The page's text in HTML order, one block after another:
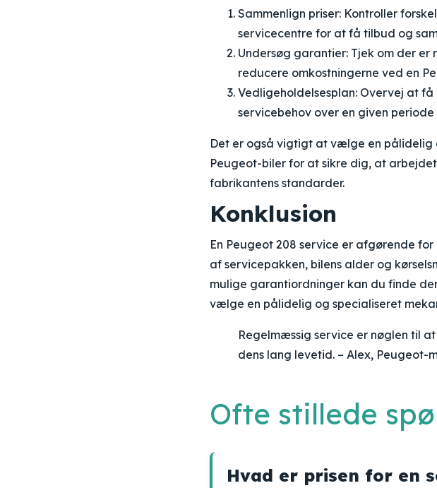
Sammenlign priser: Kontroller
servicecentre for at få tilbud og
Undersøg garantier: Tjek om der
reducere omkostningerne ved en
Vedligeholdelsesplan: Overvej at
servicebehov over en given periode
Det er også vigtigt at vælge en pålidelig
Peugeot-biler for at sikre dig, at
fabrikantens standarder.
Konklusion
En Peugeot 208 service er afgørende
af servicepakken, bilens alder og
mulige garantiordninger kan du finde
vælge en pålidelig og specialiseret
Regelmæssig service er nøglen til
dens lang levetid. – Alex, Peugeot-
Ofte stillede
Hvad er prisen for en